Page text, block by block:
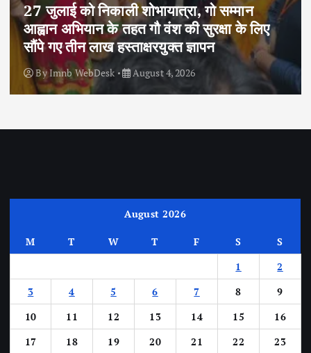
27 जुलाई को निकाली शोभायात्रा, गो सम्मान
आह्वान अभियान के तहत गौ वंश की सुरक्षा के लिए
सौंपे गए तीन लाख हस्ताक्षरयुक्त ज्ञापन
ByImnb WebDesk August 4, 2026
August 2026
M T W T F S
S
1
2
3
4 5 6 7 8
9
10
11 12 13 14 15
16
17
18 19 20 21 22
23